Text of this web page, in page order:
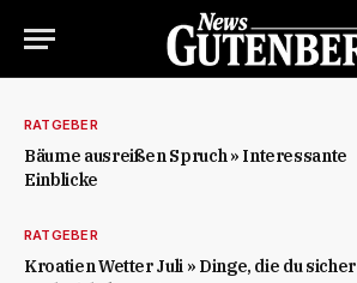
RATGEBER
Bäume ausreißen Spruch » Interessante
Einblicke
RATGEBER
Kroatien Wetter Juli » Dinge, die du sicher